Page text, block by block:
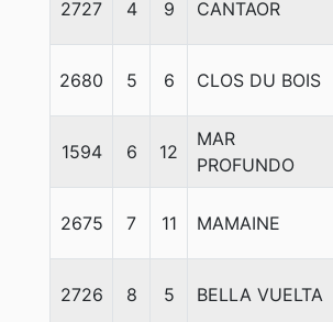
2727 4 9 CANTAOR
2680 5 6 CLOS DU BOIS
1594 6 12
MAR
PROFUNDO
2675 7 11 MAMAINE
2726 8 5 BELLA VUELTA